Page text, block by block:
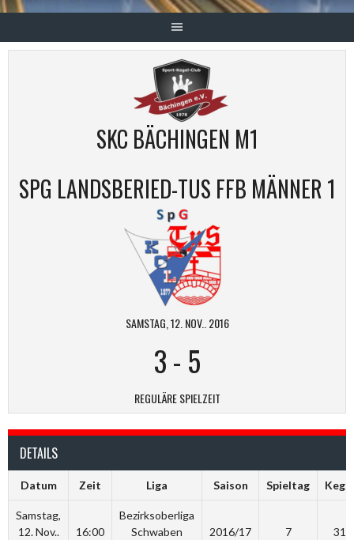
SKC BÄCHINGEN M1
SPG LANDSBERIED-TUS FFB MÄNNER 1
SAMSTAG, 12. NOV.. 2016
3- 5
REGULÄRE SPIELZEIT
DETAILS
Datum Zeit Liga Saison Spieltag
Samstag,
12. Nov..
16:00
Bezirksoberliga
Schwaben
2016/17 7